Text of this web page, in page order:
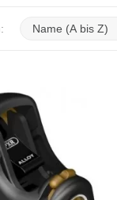
Name (A bis Z)